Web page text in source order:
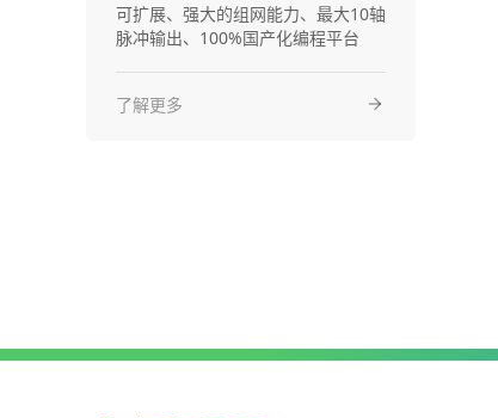
可扩展、强大的组网能力、最大10轴
脉冲输出、100%国产化编程平台
了解更多